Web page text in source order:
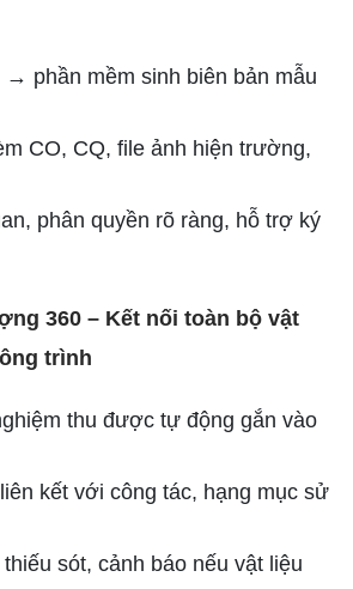
→ phần mềm sinh biên bản mẫu
CO, CQ, file ảnh hiện trường,
phân quyền rõ ràng, hỗ trợ ký
360 – Kết nối toàn bộ vật
trình
thu được tự động gắn vào
kết với công tác, hạng mục sử
sót, cảnh báo nếu vật liệu